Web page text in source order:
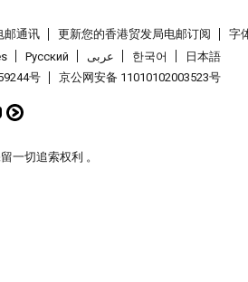
邮通讯 更新您的香港贸发局电邮订阅
字
Pусский عربى 한국어
日本語
号 京公网安备 11010102003523号
一切追索权利 。